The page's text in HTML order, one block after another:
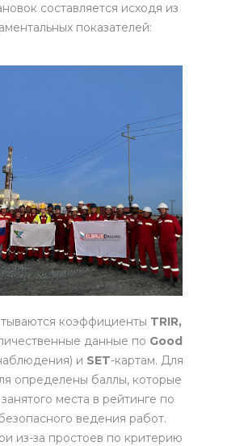
составляется исходя из
показателей:
коэффициенты TRIR,
данные по Good
и SET-картам. Для
определены баллы, которые
места в рейтинге по
ведения работ.
из-за простоев по критерию